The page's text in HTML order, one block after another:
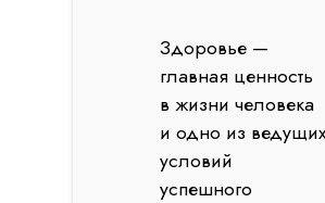
Здоровье —
главная ценность
в жизни человека
и одно из
условий
успешного